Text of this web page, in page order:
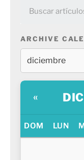
ARCHIVE
«
DOM LUN